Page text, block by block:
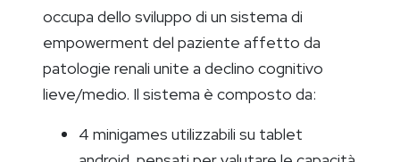
occupa dello sviluppo di un sistema di
empowerment del paziente affetto da
patologie renali unite a declino cognitivo
lieve/medio. Il sistema è composto da:
4 minigames utilizzabili su tablet